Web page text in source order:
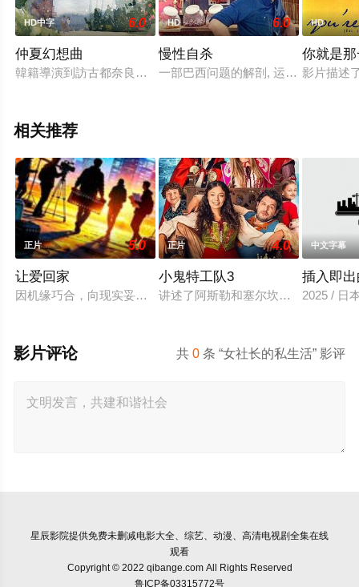
HD中字 6.0
仲夏幻想曲
韓籍導演到訪古都奈良的五條市，寫成旅行日記般的二段式電
HD 6.0
慢性自杀
一部巴西问题的解剖, 运用在一家圣
HD
你就是
影片描述
相关推荐
正片 5.0
让爱回家
因机缘巧合，向现实妥协的导演朱达仁萌生拍一部《河南人在
正片 4.0
小鬼特工队3
讲述了阿斯勒和塞尔坎在休产假期间
中文字幕
插入即
2025 / 日
共0 条 “女社长的私生活” 影评
影片评论
星辰影院提供免费未删减电影大全、综艺、动漫、高清电视剧全集在线
观看
Copyright © 2022 qibange.com All Rights Reserved
鲁ICP备03315772号